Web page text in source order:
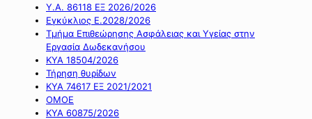
Υ.Α. 86118 ΕΞ 2026/2026
Εγκύκλιος Ε.2028/2026
Τμήμα Επιθεώρησης Ασφάλειας και Υγείας στην
Εργασία Δωδεκανήσου
ΚΥΑ 18504/2026
Τήρηση θυρίδων
ΚΥΑ 74617 ΕΞ 2021/2021
ΟΜΟΕ
ΚΥΑ 60875/2026